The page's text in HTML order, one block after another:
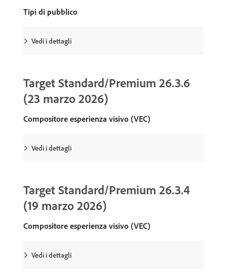
Tipi di pubblico
Vedi i dettagli
Target Standard/Premium 26.3.6
(23 marzo 2026)
Compositore esperienza visivo (VEC)
Vedi i dettagli
Target Standard/Premium 26.3.4
(19 marzo 2026)
Compositore esperienza visivo (VEC)
Vedi i dettagli